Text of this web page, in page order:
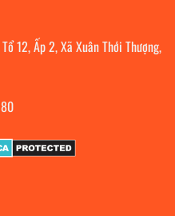
12, Ấp 2, Xã Xuân Thới Thượng,